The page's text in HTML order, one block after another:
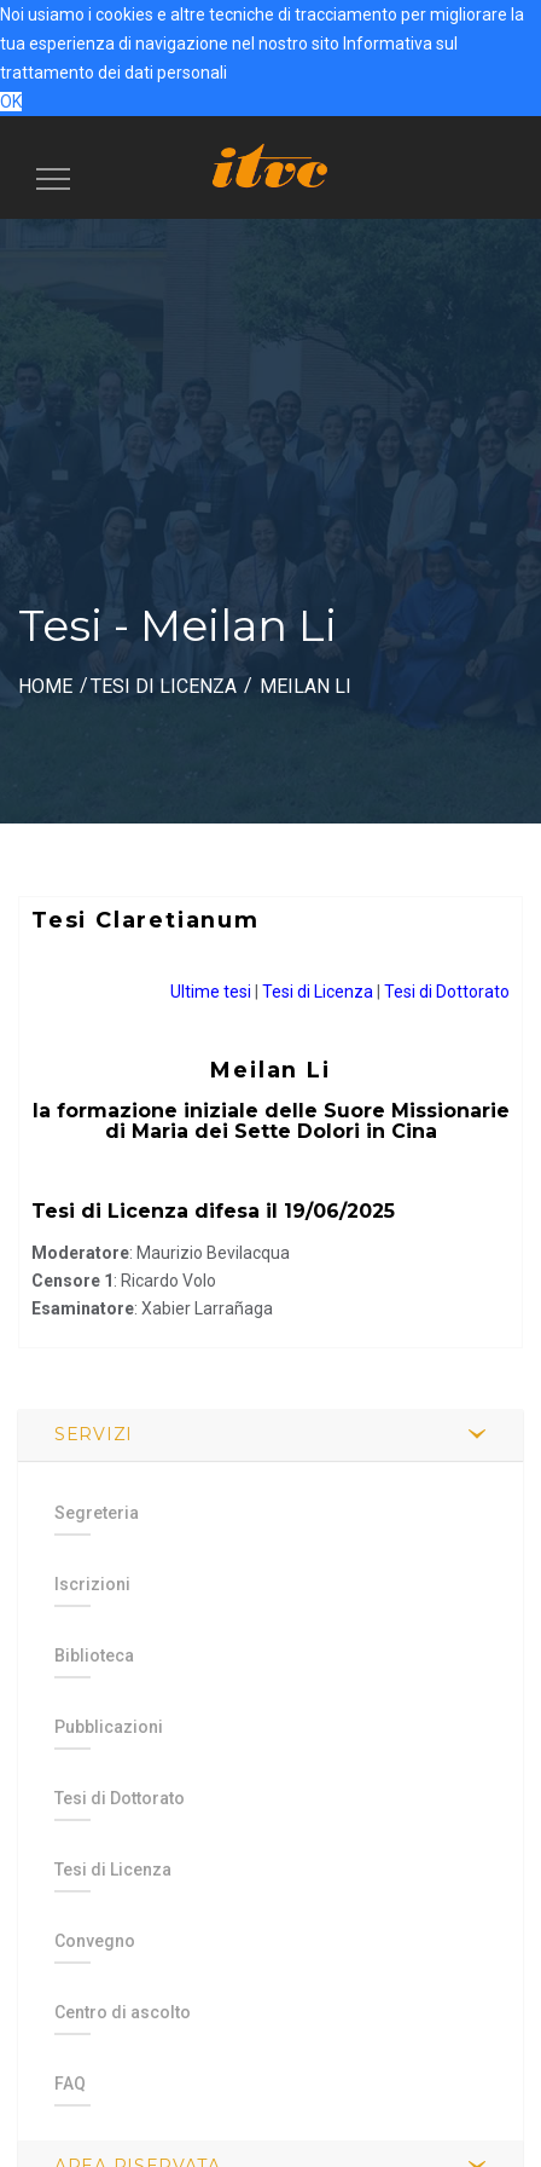
Noi usiamo i cookies e altre tecniche di tracciamento per migliorare la
tua esperienza di navigazione nel nostro sito Informativa sul
trattamento dei dati personali
OK
Menu
Tesi - Meilan Li
HOME TESI DI LICENZA MEILAN LI
Tesi Claretianum
Ultime tesi Tesi di Licenza Tesi di Dottorato
Meilan Li
la formazione iniziale delle Suore Missionarie
di Maria dei Sette Dolori in Cina
Tesi di Licenza difesa il 19/06/2025
Moderatore: Maurizio Bevilacqua
Censore 1 : Ricardo Volo
Esaminatore: Xabier Larrañaga
SERVIZI
Segreteria
Iscrizioni
Biblioteca
Pubblicazioni
Tesi di Dottorato
Tesi di Licenza
Convegno
Centro di ascolto
FAQ